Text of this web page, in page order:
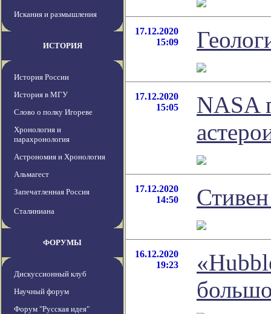
Искания и размышления
ИСТОРИЯ
История России
История в МГУ
Слово о полку Игореве
Хронология и
парахронология
Астрономия и Хронология
Альмагест
Запечатленная Россия
Сталиниана
ФОРУМЫ
Дискуссионный клуб
Научный форум
Форум "Русская идея"
17.12.2020
15:09
17.12.2020
15:05
NASA
17.12.2020
14:50
16.12.2020
19:23